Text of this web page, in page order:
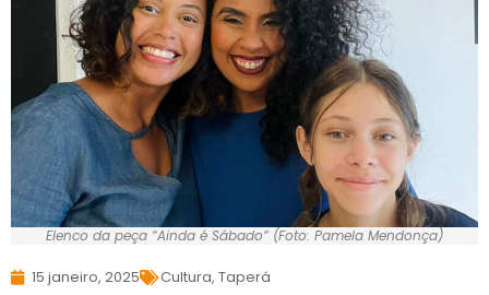
Elenco da peça “Ainda é Sábado” (Foto: Pamela Mendonça)
15 janeiro, 2025 Cultura, Taperá